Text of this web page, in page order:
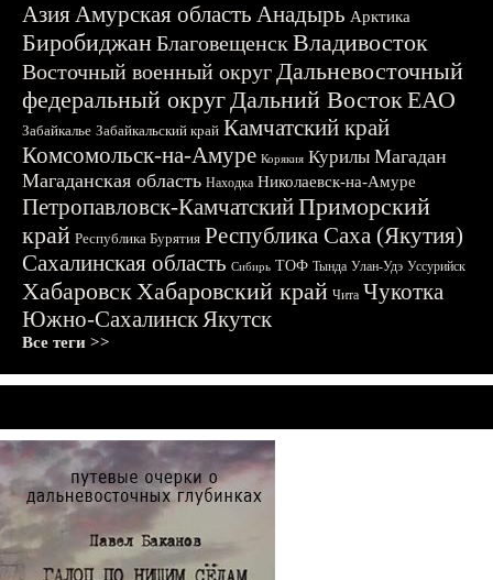
АзияАмурская область Анадырь Арктика
БиробиджанБлаговещенскВладивосток
Восточный военный округДальневосточный
федеральный округДальний ВостокЕАО
Забайкалье Забайкальский край Камчатский край
Комсомольск-на-Амуре Корякия Курилы Магадан
Магаданская область Находка Николаевск-на-Амуре
Петропавловск-КамчатскийПриморский
край Республика Бурятия Республика Саха (Якутия)
Сахалинская область Сибирь ТОФ Тында Улан-Удэ Уссурийск
ХабаровскХабаровский край Чита Чукотка
Южно-СахалинскЯкутск
Все теги >>